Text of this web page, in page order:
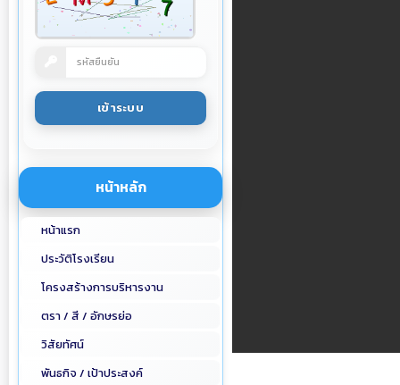
หน้าหลัก
หน้าแรก
ประวัติโรงเรียน
โครงสร้างการบริหารงาน
ตรา / สี / อักษรย่อ
วิสัยทัศน์
พันธกิจ / เป้าประสงค์